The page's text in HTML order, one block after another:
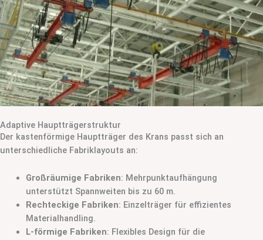
Adaptive Hauptträgerstruktur
Der kastenförmige Hauptträger des Krans passt sich an
unterschiedliche Fabriklayouts an:
Großräumige Fabriken: Mehrpunktaufhängung
unterstützt Spannweiten bis zu 60 m.
Rechteckige Fabriken: Einzelträger für effizientes
Materialhandling.
L-förmige Fabriken: Flexibles Design für die